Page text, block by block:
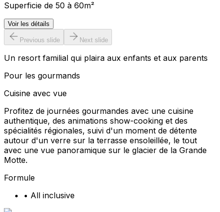
Superficie de 50 à 60m²
Voir les détails
Previous slide Next slide
Un resort familial qui plaira aux enfants et aux parents
Pour les gourmands
Cuisine avec vue
Profitez de journées gourmandes avec une cuisine
authentique, des animations show-cooking et des
spécialités régionales, suivi d'un moment de détente
autour d'un verre sur la terrasse ensoleillée, le tout
avec une vue panoramique sur le glacier de la Grande
Motte.
Formule
• All inclusive